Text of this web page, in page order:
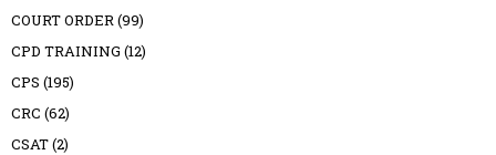
COURT ORDER(99)
CPD TRAINING (12)
CPS (195)
CRC (62)
CSAT(2)